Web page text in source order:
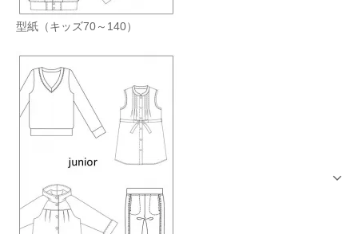
型紙（キッズ70～140）